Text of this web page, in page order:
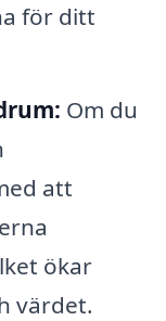
för ditt
Om du
att
ökar
värdet.